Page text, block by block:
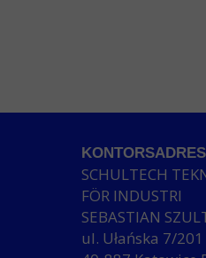
SCHULTECH
FÖR INDUSTRI
SEBASTIAN
ul. Ułańska 7/201